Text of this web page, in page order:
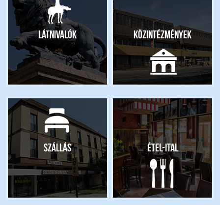
Látnivalók Közintézmények
Szállás Étel-ital